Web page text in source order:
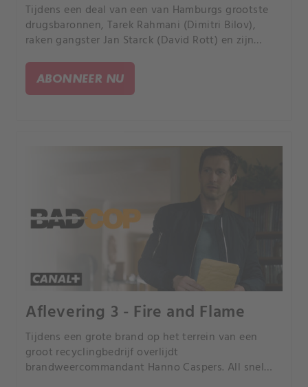
Tijdens een deal van een van Hamburgs grootste
drugsbaronnen, Tarek Rahmani (Dimitri Bilov),
raken gangster Jan Starck (David Rott) en zijn
bij de gebeurtenissen. Jesko sterft in Jans armen,
maar niet zonder Jan iets te laten beloven: Jan
ABONNEER NU
Aflevering 3 - Fire and Flame
Tijdens een grote brand op het terrein van een
groot recyclingbedrijf overlijdt
brandweercommandant Hanno Caspers. All snel